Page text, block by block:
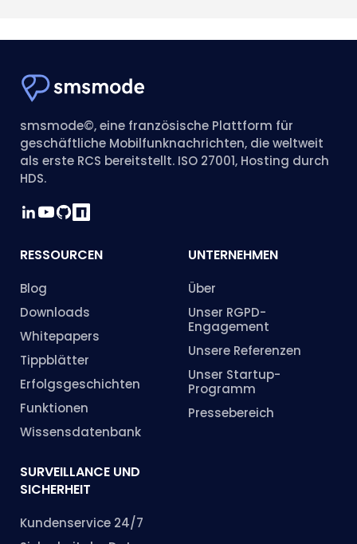
smsmode©, eine französische Plattform für
geschäftliche Mobilfunknachrichten, die weltweit
als erste RCS bereitstellt. ISO 27001, Hosting durch
HDS.
RESSOURCEN
Blog
Downloads
Whitepapers
Tippblätter
Erfolgsgeschichten
Funktionen
Wissensdatenbank
UNTERNEHMEN
Über
Unser RGPD-
Engagement
Unsere Referenzen
Unser Startup-
Programm
Pressebereich
SURVEILLANCE UND
SICHERHEIT
Kundenservice 24/7